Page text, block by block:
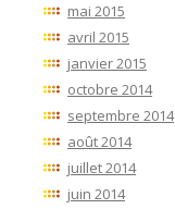
mai 2015
avril 2015
janvier 2015
octobre 2014
septembre 2014
août 2014
juillet 2014
juin 2014